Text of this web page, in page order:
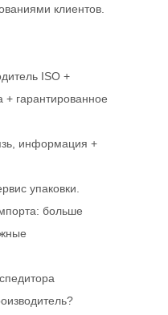
клиентов.
ISO +
+ гарантированное
информация +
упаковки.
больше